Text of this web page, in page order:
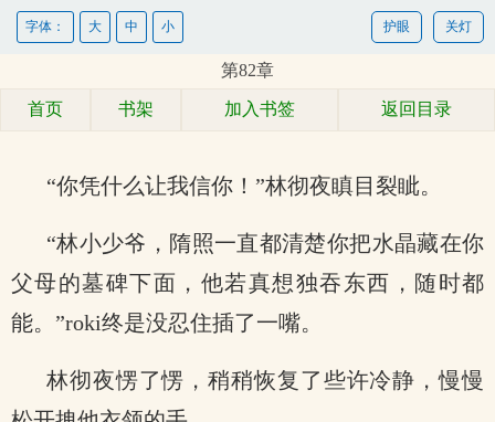
关灯
护眼
字体： 大 中 小
第82章
首页 书架 加入书签 返回目录
“你凭什么让我信你！”林彻夜瞋目裂眦。
“林小少爷，隋照一直都清楚你把水晶藏在你
父母的墓碑下面，他若真想独吞东西，随时都
能。”roki终是没忍住插了一嘴。
林彻夜愣了愣，稍稍恢复了些许冷静，慢慢